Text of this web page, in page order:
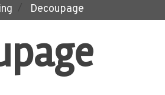
Decoupage